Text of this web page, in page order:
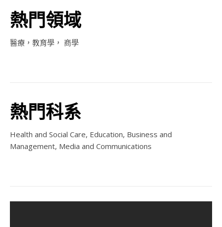
熱門領域
醫療，教育學， 商學
熱門科系
Health and Social Care, Education, Business and
Management, Media and Communications